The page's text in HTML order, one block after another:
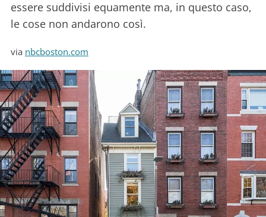
essere suddivisi equamente ma, in questo caso,
le cose non andarono così.
via nbcboston.com